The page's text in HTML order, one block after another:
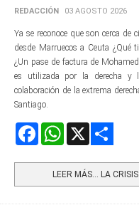
REDACCIÓN 03 AGOSTO 2026
Ya se reconoce que son cerca
desde Marruecos a Ceuta ¿Qué
¿Un pase de factura de
es utilizada por la derecha y
colaboración de la extrema
Santiago.
FacebookWhatsApp
LEER MÁS… LA